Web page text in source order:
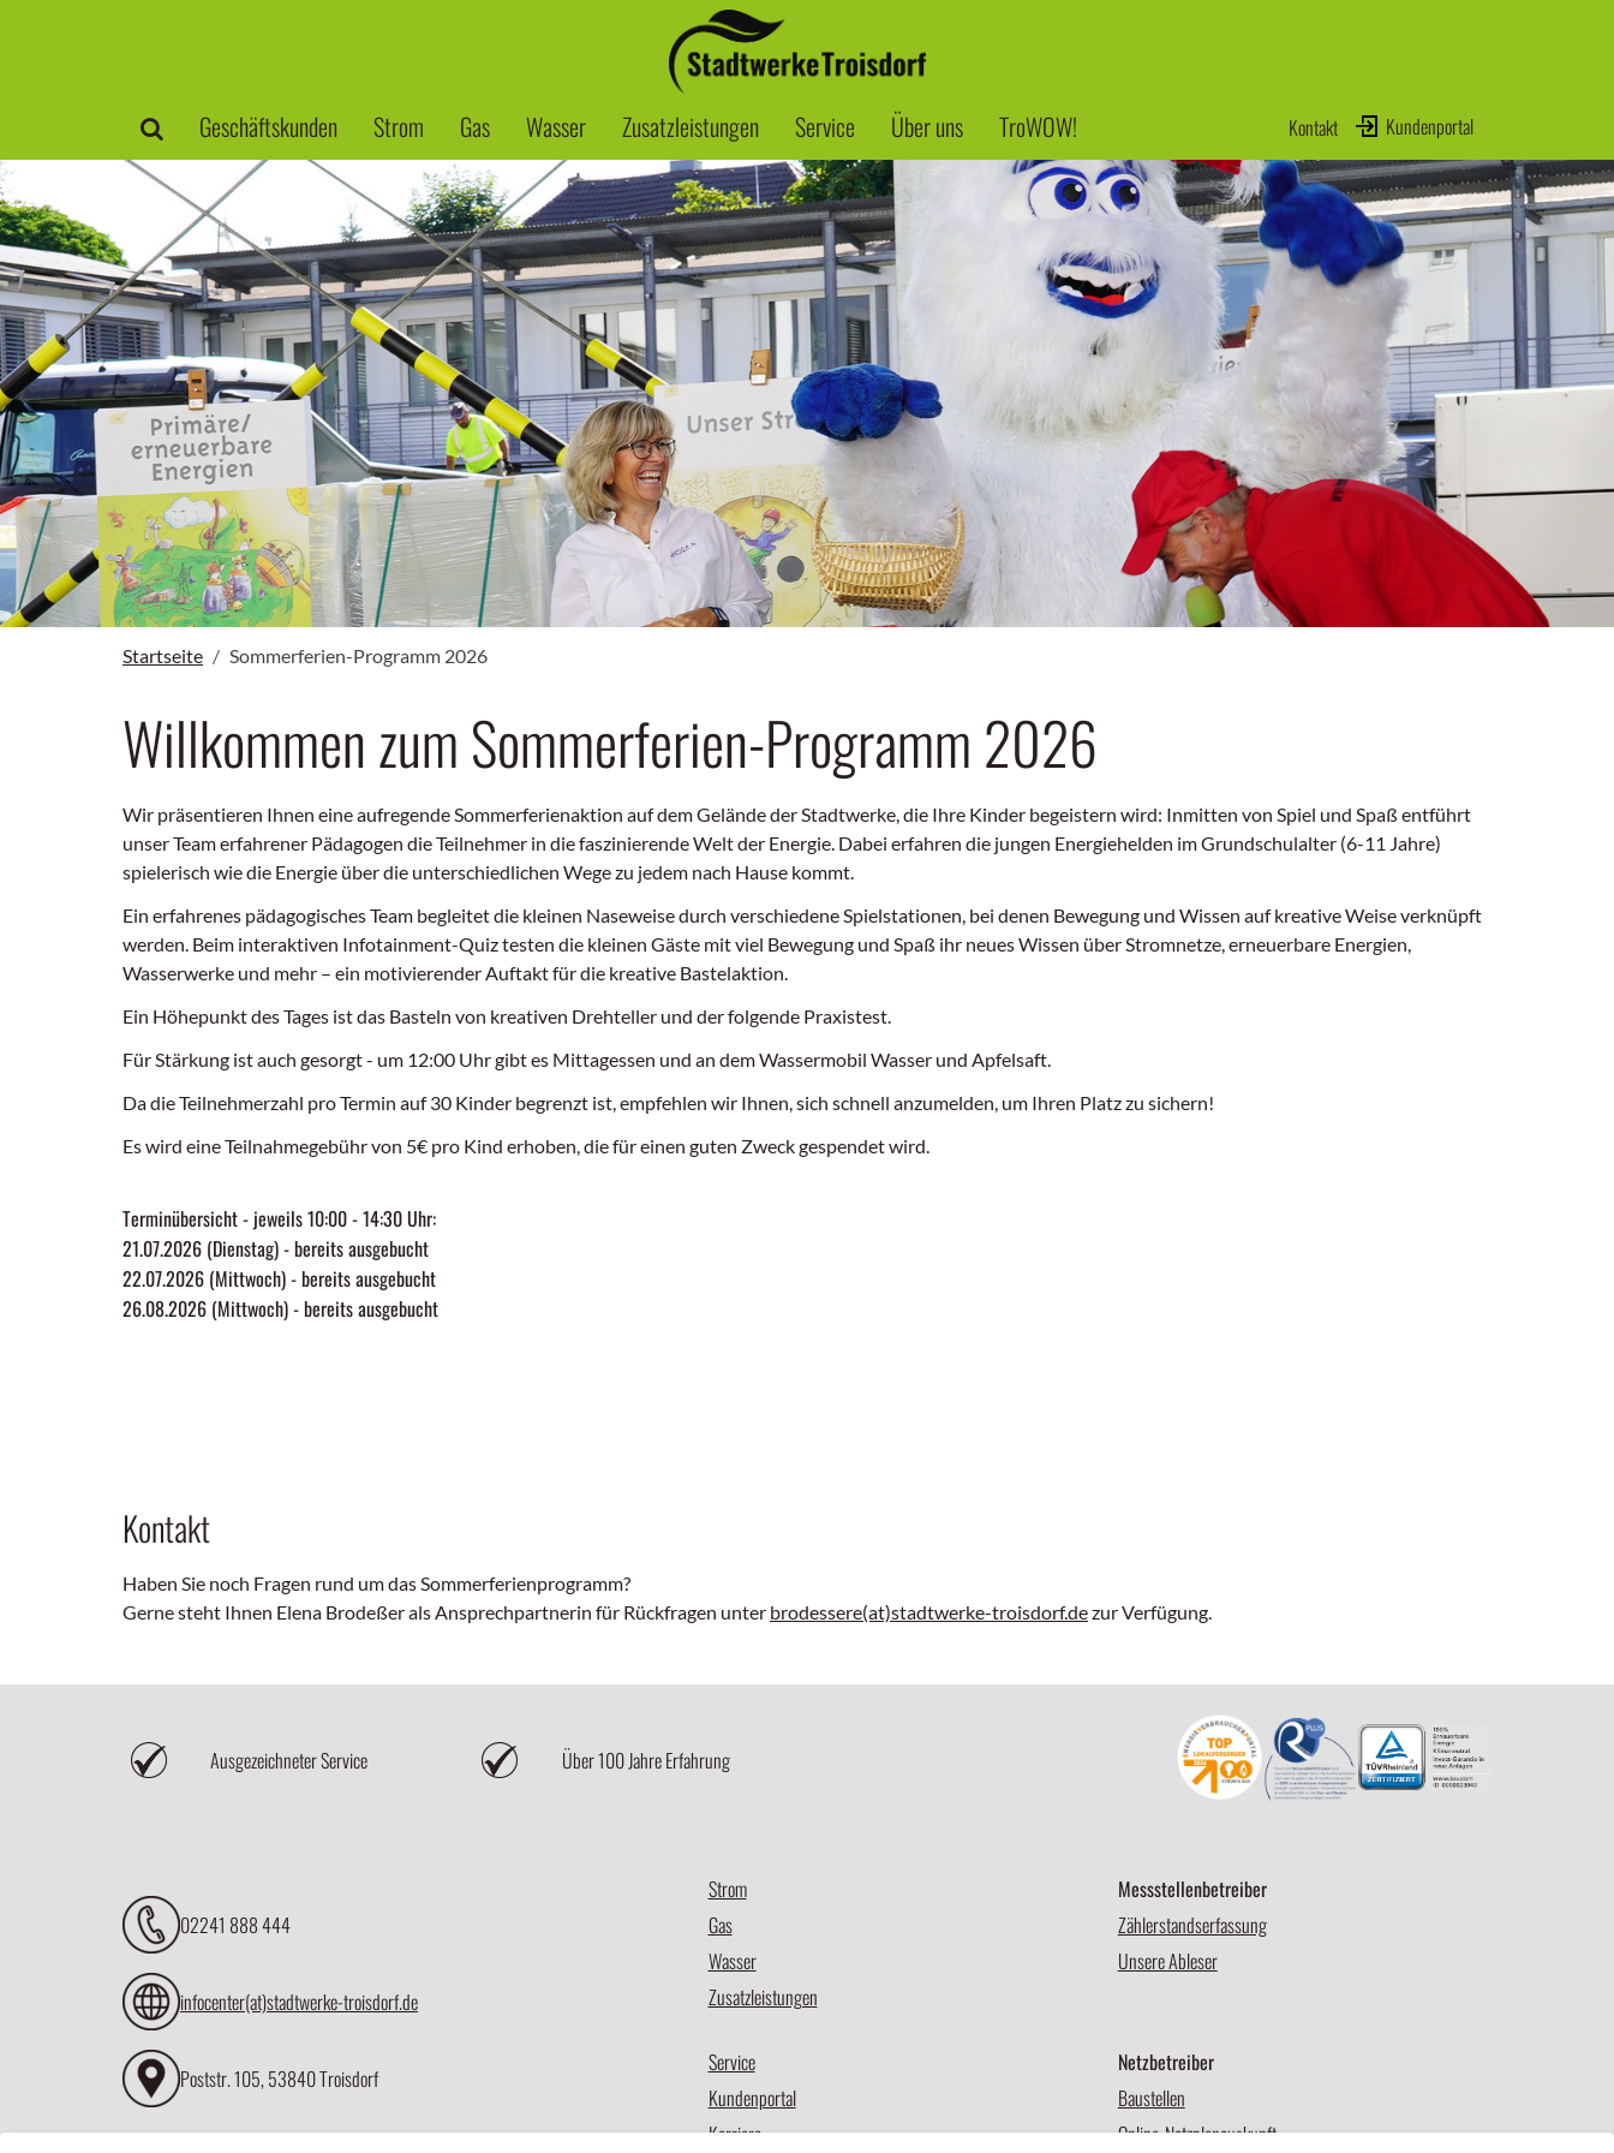
Geschäftskunden Strom Gas Wasser Zusatzleistungen Service Über uns TroWOW! Kontakt Kundenportal
Startseite Sommerferien-Programm 2026
Willkommen zum Sommerferien-Programm 2026
Wir präsentieren Ihnen eine aufregende Sommerferienaktion auf dem Gelände der Stadtwerke, die Ihre Kinder begeistern wird: Inmitten von Spiel und Spaß entführt
unser Team erfahrener Pädagogen die Teilnehmer in die faszinierende Welt der Energie. Dabei erfahren die jungen Energiehelden im Grundschulalter (6-11 Jahre)
spielerisch wie die Energie über die unterschiedlichen Wege zu jedem nach Hause kommt.
Ein erfahrenes pädagogisches Team begleitet die kleinen Naseweise durch verschiedene Spielstationen, bei denen Bewegung und Wissen auf kreative Weise verknüpft
werden. Beim interaktiven Infotainment-Quiz testen die kleinen Gäste mit viel Bewegung und Spaß ihr neues Wissen über Stromnetze, erneuerbare Energien,
Wasserwerke und mehr – ein motivierender Auftakt für die kreative Bastelaktion.
Ein Höhepunkt des Tages ist das Basteln von kreativen Drehteller und der folgende Praxistest.
Für Stärkung ist auch gesorgt - um 12:00 Uhr gibt es Mittagessen und an dem Wassermobil Wasser und Apfelsaft.
Da die Teilnehmerzahl pro Termin auf 30 Kinder begrenzt ist, empfehlen wir Ihnen, sich schnell anzumelden, um Ihren Platz zu sichern!
Es wird eine Teilnahmegebühr von 5€ pro Kind erhoben, die für einen guten Zweck gespendet wird.
Terminübersicht - jeweils 10:00 - 14:30 Uhr:
21.07.2026 (Dienstag) - bereits ausgebucht
22.07.2026 (Mittwoch) - bereits ausgebucht
26.08.2026 (Mittwoch) - bereits ausgebucht
Kontakt
Haben Sie noch Fragen rund um das Sommerferienprogramm?
Gerne steht Ihnen Elena Brodeßer als Ansprechpartnerin für Rückfragen unter brodessere(at)stadtwerke-troisdorf.dezur Verfügung.
Ausgezeichneter Service Über 100 Jahre Erfahrung
02241 888 444
infocenter(at)stadtwerke-troisdorf.de
Poststr. 105, 53840 Troisdorf
Strom
Gas
Wasser
Zusatzleistungen
Messstellenbetreiber
Zählerstandserfassung
Unsere Ableser
Service
Kundenportal
Karriere
Netzbetreiber
Baustellen
Online-Netzplanauskunft